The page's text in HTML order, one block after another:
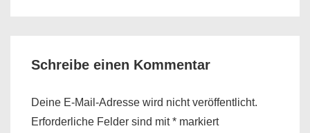
Schreibe einen Kommentar
Deine E-Mail-Adresse wird nicht veröffentlicht.
Erforderliche Felder sind mit* markiert